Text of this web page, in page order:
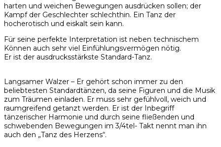
harten und weichen Bewegungen ausdrücken sollen; der
Kampf der Geschlechter schlechthin. Ein Tanz der
hocherotisch und eiskalt sein kann.
Für seine perfekte Interpretation ist neben technischem
Können auch sehr viel Einfühlungsvermögen nötig.
Er ist der ausdrucksstärkste Standard-Tanz.
Langsamer Walzer – Er gehört schon immer zu den
beliebtesten Standardtänzen, da seine Figuren und die Musik
zum Träumen einladen. Er muss sehr gefühlvoll, weich und
raumgreifend getanzt werden. Er ist der Inbegriff
tänzerischer Harmonie und durch seine fließenden und
schwebenden Bewegungen im 3/4tel- Takt nennt man ihn
auch den „Tanz des Herzens“.